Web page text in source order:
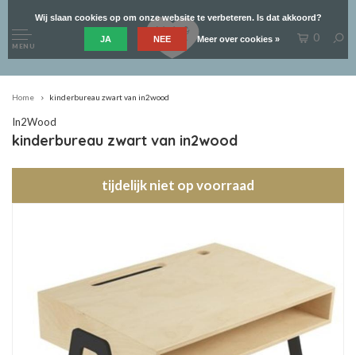
MENU
0
Home kinderbureau zwart van in2wood
In2Wood
kinderbureau zwart van in2wood
tijdelijk niet op voorraad
Wij slaan cookies op om onze website te verbeteren. Is dat akkoord?
JA NEE Meer over cookies »